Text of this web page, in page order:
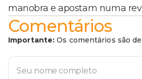
manobra e apostam numa
Comentários
Importante: Os comentários são